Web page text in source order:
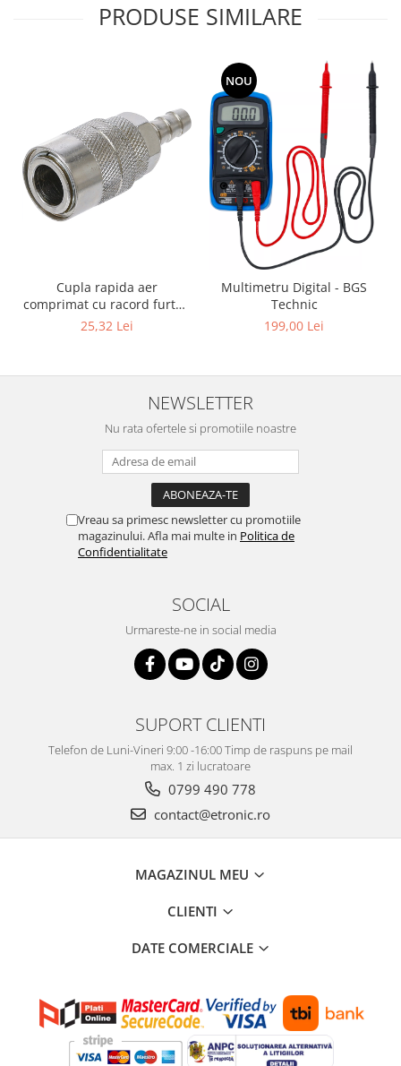
PRODUSE SIMILARE
Cupla rapida aer
comprimat cu racord furtun
8 mm (5/16") | SUA / Franta
25,32 Lei
NOU
Multimetru Digital - BGS
Technic
199,00 Lei
NEWSLETTER
Nu rata ofertele si promotiile noastre
Vreau sa primesc newsletter cu promotiile
magazinului. Afla mai multe in Politica de
Confidentialitate
SOCIAL
Urmareste-ne in social media
SUPORT CLIENTI
Telefon de Luni-Vineri 9:00 -16:00 Timp de raspuns pe mail
max. 1 zi lucratoare
0799 490 778
contact@etronic.ro
MAGAZINUL MEU
CLIENTI
DATE COMERCIALE